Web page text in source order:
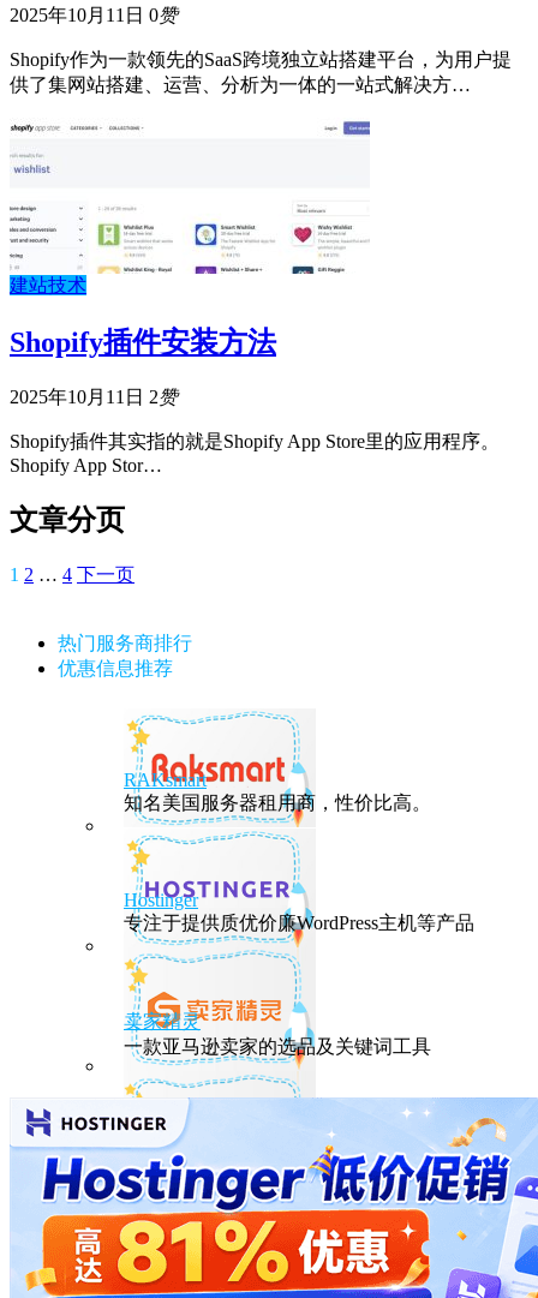
2025年10月11日 0赞
Shopify作为一款领先的SaaS跨境独立站搭建平台，为用户提
供了集网站搭建、运营、分析为一体的一站式解决方…
建站技术
Shopify插件安装方法
2025年10月11日 2赞
Shopify插件其实指的就是Shopify App Store里的应用程序。
Shopify App Stor…
文章分页
1 2 … 4 下一页
热门服务商排行
优惠信息推荐
RAKsmart
知名美国服务器租用商，性价比高。
Hostinger
专注于提供质优价廉WordPress主机等产品
卖家精灵
一款亚马逊卖家的选品及关键词工具
HostEase
性能出众的高性价比美国主机，年付六折
DMIT
专注于高品质线路的VPS云服务器